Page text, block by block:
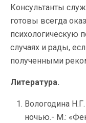
Консультанты
готовы всегда
психологическую
случаях и рады,
полученными
Литература.
Вологодина
ночью.- М.: